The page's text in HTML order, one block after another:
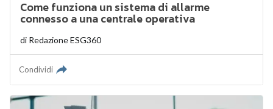
Come funziona un sistema di allarme
connesso a una centrale operativa
di Redazione ESG360
Condividi